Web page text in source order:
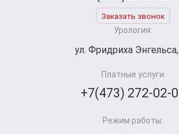
Заказать звонок
Урология:
ул. Фридриха
Платные услуги
+7(473) 272-02-
Режим работы: